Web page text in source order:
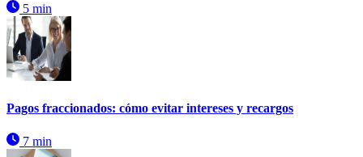
5 min
Pagos fraccionados: cómo evitar intereses y recargos
7 min